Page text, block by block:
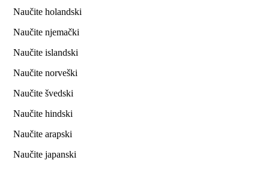
Naučite holandski
Naučite njemački
Naučite islandski
Naučite norveški
Naučite švedski
Naučite hindski
Naučite arapski
Naučite japanski